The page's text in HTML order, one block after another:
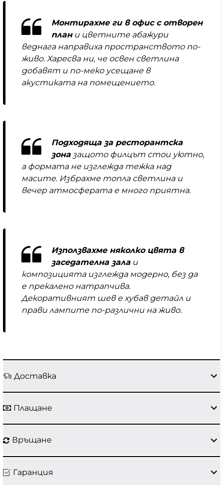
Монтирахме ги в офис с отворен
плани цветните абажури
веднага направиха пространството по-
живо. Харесва ни, че освен светлина
добавят и по-меко усещане в
акустиката на помещението.
Подходяща за ресторантска
зона защото филцът стои уютно,
а формата не изглежда тежка над
масите. Избрахме топла светлина и
вечер атмосферата е много приятна.
Използвахме няколко цвята в
заседателна зала и
композицията изглежда модерно, без да
е прекалено натрапчива.
Декоративният шев е хубав детайл и
прави лампите по-различни на живо.
Доставка
Плащане
Връщане
Гаранция